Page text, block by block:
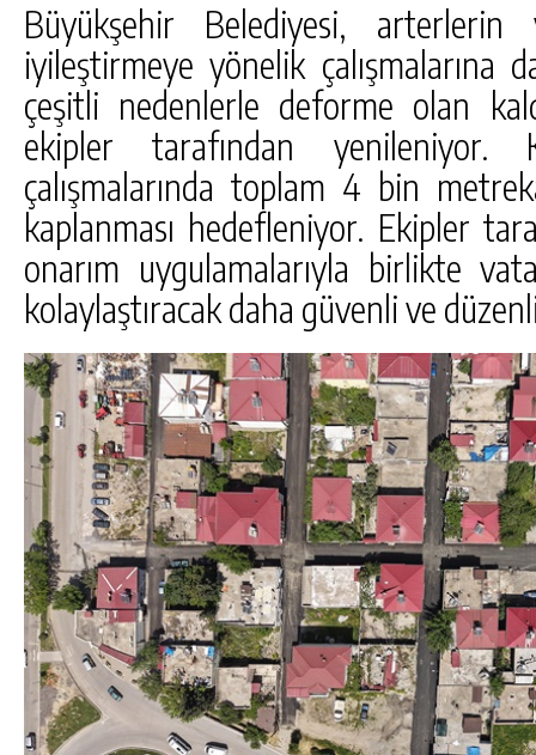
Büyükşehir Belediyesi, arterlerin
iyileştirmeye yönelik çalışmalarına
çeşitli nedenlerle deforme olan
ekipler tarafından
çalışmalarında toplam 4 bin
kaplanması hedefleniyor. Ekipler
onarım uygulamalarıyla birlikte
kolaylaştıracak daha güvenli ve